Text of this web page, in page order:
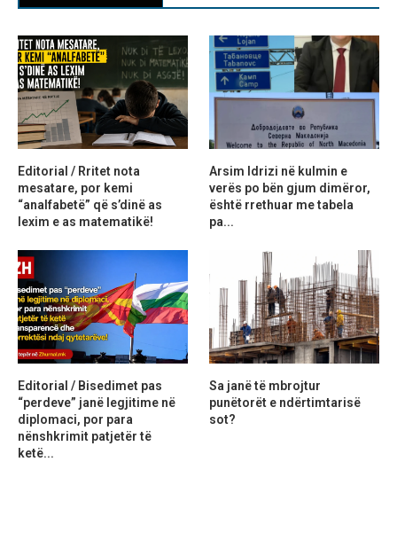
Editorial / Rritet nota
mesatare, por kemi
“analfabetë” që s’dinë as
lexim e as matematikë!
Arsim Idrizi në kulmin e
verës po bën gjum dimëror,
është rrethuar me tabela
pa...
Editorial / Bisedimet pas
“perdeve” janë legjitime në
diplomaci, por para
nënshkrimit patjetër të
ketë...
Sa janë të mbrojtur
punëtorët e ndërtimtarisë
sot?